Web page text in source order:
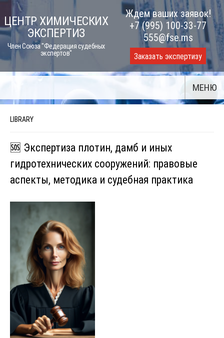
Skip
to
content
ЦЕНТР ХИМИЧЕСКИХ
ЭКСПЕРТИЗ
Член Союза "Федерация судебных
экспертов"
Ждем ваших заявок!
+7 (995) 100-33-77
555@fse.ms
Заказать экспертизу
МЕНЮ
LIBRARY
🆘 Экспертиза плотин, дамб и иных
гидротехнических сооружений: правовые
аспекты, методика и судебная практика